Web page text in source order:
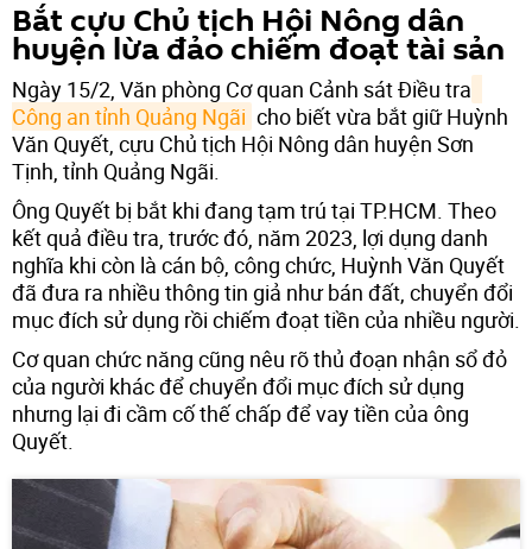
Bắt cựu Chủ tịch Hội Nông dân
huyện lừa đảo chiếm đoạt tài sản
Ngày 15/2, Văn phòng Cơ quan Cảnh sát Điều tra
Công an tỉnh Quảng Ngãi cho biết vừa bắt giữ Huỳnh
Văn Quyết, cựu Chủ tịch Hội Nông dân huyện Sơn
Tịnh, tỉnh Quảng Ngãi.
Ông Quyết bị bắt khi đang tạm trú tại TP.HCM. Theo
kết quả điều tra, trước đó, năm 2023, lợi dụng danh
nghĩa khi còn là cán bộ, công chức, Huỳnh Văn Quyết
đã đưa ra nhiều thông tin giả như bán đất, chuyển đổi
mục đích sử dụng rồi chiếm đoạt tiền của nhiều người.
Cơ quan chức năng cũng nêu rõ thủ đoạn nhận sổ đỏ
của người khác để chuyển đổi mục đích sử dụng
nhưng lại đi cầm cố thế chấp để vay tiền của ông
Quyết.